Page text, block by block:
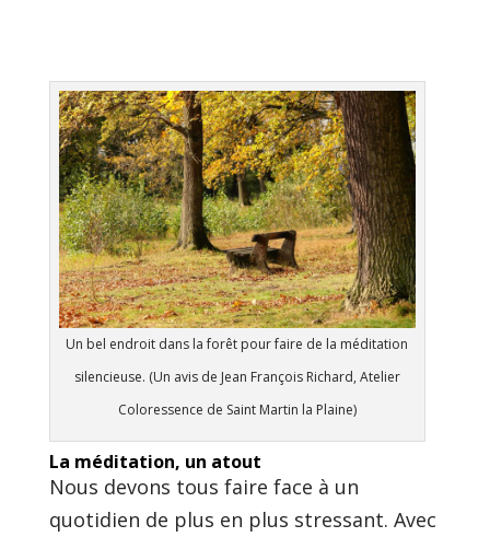
Un bel endroit dans la forêt pour faire de la méditation
silencieuse. (Un avis de Jean François Richard, Atelier
Coloressence de Saint Martin la Plaine)
La méditation, un atout
Nous devons tous faire face à un
quotidien de plus en plus stressant. Avec